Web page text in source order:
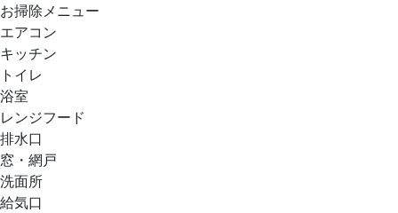
お掃除メニュー
エアコン
キッチン
トイレ
浴室
レンジフード
排水口
窓・網戸
洗面所
給気口